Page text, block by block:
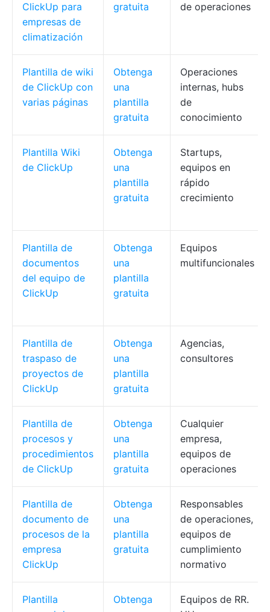
ClickUp para
empresas de
climatización
gratuita
de operaciones
Plantilla de wiki
de ClickUp con
varias páginas
Obtenga
una
plantilla
gratuita
Operaciones
internas, hubs
de
conocimiento
Plantilla Wiki
de ClickUp
Obtenga
una
plantilla
gratuita
Startups,
equipos en
rápido
crecimiento
Plantilla de
documentos
del equipo de
ClickUp
Obtenga
una
plantilla
gratuita
Equipos
multifuncionales
Plantilla de
traspaso de
proyectos de
ClickUp
Obtenga
una
plantilla
gratuita
Agencias,
consultores
Plantilla de
procesos y
procedimientos
de ClickUp
Obtenga
una
plantilla
gratuita
Cualquier
empresa,
equipos de
operaciones
Plantilla de
documento de
procesos de la
empresa
ClickUp
Obtenga
una
plantilla
gratuita
Responsables
de operaciones,
equipos de
cumplimiento
normativo
Plantilla
Obtenga
Equipos de RR.